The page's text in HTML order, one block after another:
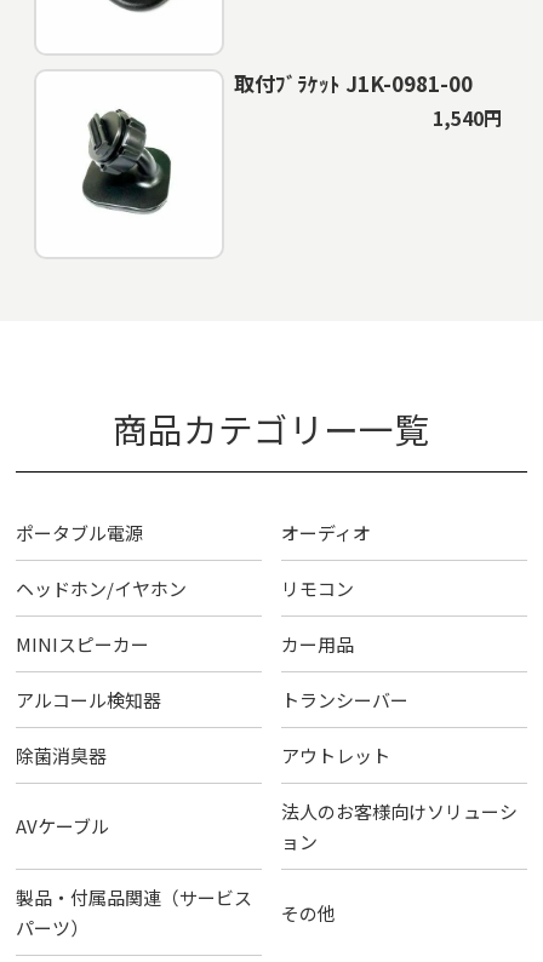
取付ﾌﾞﾗｹｯﾄ J1K-0981-00
1,540円
商品カテゴリー一覧
ポータブル電源 オーディオ
ヘッドホン/イヤホン リモコン
MINIスピーカー カー用品
アルコール検知器 トランシーバー
除菌消臭器 アウトレット
AVケーブル
法人のお客様向けソリューシ
ョン
製品・付属品関連（サービス
パーツ）
その他